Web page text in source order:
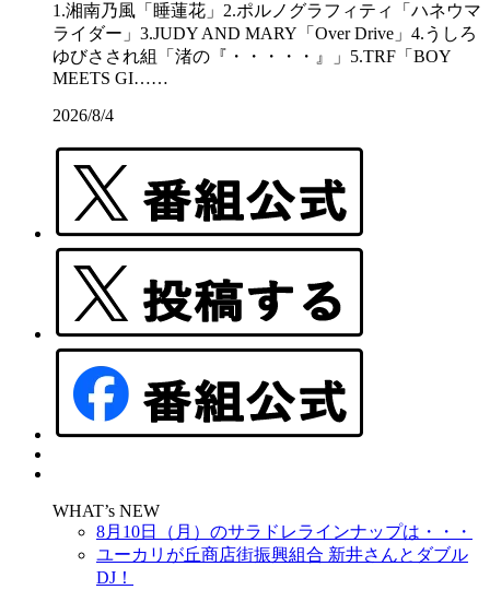
1.湘南乃風「睡蓮花」2.ポルノグラフィティ「ハネウマ
ライダー」3.JUDY AND MARY「Over Drive」4.うしろ
ゆびさされ組「渚の『・・・・・』」5.TRF「BOY
MEETS GI……
2026/8/4
WHAT’s NEW
8月10日（月）のサラドレラインナップは・・・
ユーカリが丘商店街振興組合 新井さんとダブル
DJ！